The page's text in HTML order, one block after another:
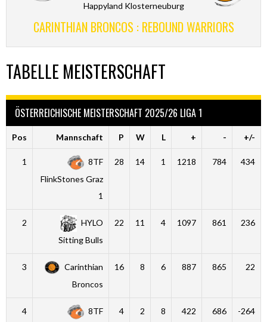
Happyland Klosterneuburg
CARINTHIAN BRONCOS : REBOUND WARRIORS
TABELLE MEISTERSCHAFT
ÖSTERREICHISCHE MEISTERSCHAFT 2025/26 LIGA 1
Pos Mannschaft P W L + - +/-
1
8TF
FlinkStones Graz
1
28 14 1 1218 784 434
2
HYLO
Sitting Bulls
22 11 4 1097 861 236
3
Carinthian
Broncos
16 8 6 887 865 22
4
8TF
4 2 8 422 686 -264